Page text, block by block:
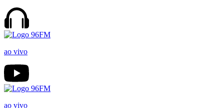
ao vivo
ao vivo